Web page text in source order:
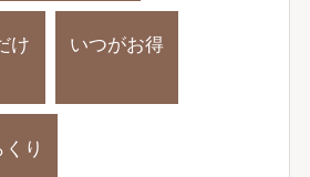
け いつがお得
り